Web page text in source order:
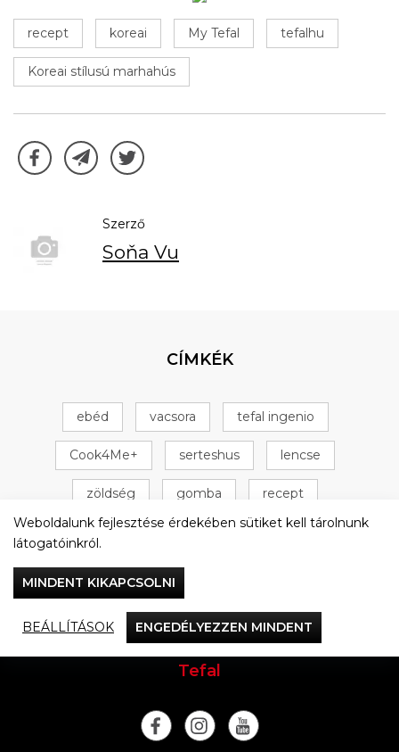
recept koreai My Tefal tefalhu
Koreai stílusú marhahús
Szerző
Soňa Vu
CÍMKÉK
ebéd vacsora tefal ingenio
Cook4Me+ serteshus lencse
zöldség gomba recept
Tefal Cook4Me+ csirke + 16 következő
Vacsorázzunk együtt
Tefal
Weboldalunk fejlesztése érdekében sütiket kell tárolnunk
látogatóinkról.
MINDENT KIKAPCSOLNI
BEÁLLÍTÁSOK ENGEDÉLYEZZEN MINDENT